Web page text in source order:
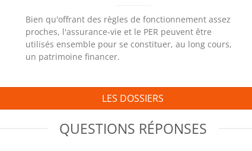
Bien qu'offrant des règles de fonctionnement assez
proches, l'assurance-vie et le PER peuvent être
utilisés ensemble pour se constituer, au long cours,
un patrimoine financer.
LES DOSSIERS
QUESTIONS RÉPONSES